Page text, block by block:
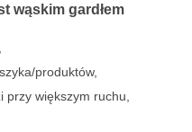
wąskim gardłem
produktów,
przy większym ruchu,